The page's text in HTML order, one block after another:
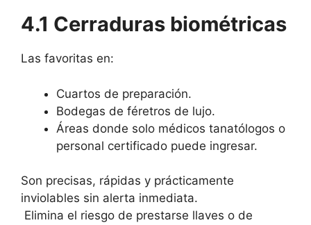
4.1 Cerraduras biométricas
Las favoritas en:
Cuartos de preparación.
Bodegas de féretros de lujo.
Áreas donde solo médicos tanatólogos o
personal certificado puede ingresar.
Son precisas, rápidas y prácticamente
inviolables sin alerta inmediata.
Elimina el riesgo de prestarse llaves o de